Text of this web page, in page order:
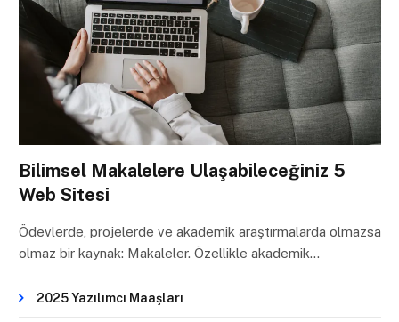
Bilimsel Makalelere Ulaşabileceğiniz 5
Web Sitesi
Ödevlerde, projelerde ve akademik araştırmalarda olmazsa
olmaz bir kaynak: Makaleler. Özellikle akademik…
2025 Yazılımcı Maaşları